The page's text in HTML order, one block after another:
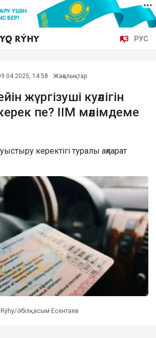
ҚАЗ РУС
14:58 Жаңалықтар
жүргізуші куәлігін
пе? ІІМ мәлімдеме
керектігі туралы ақпарат
Әбілқасым Есентаев